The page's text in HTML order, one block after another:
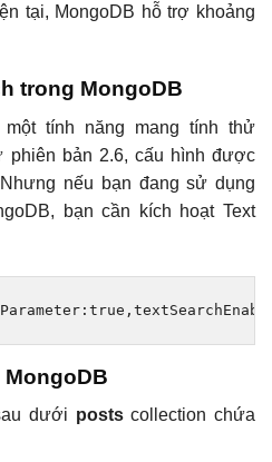
tại, MongoDB hỗ trợ khoảng
trong MongoDB
một tính năng mang tính thử
phiên bản 2.6, cấu hình được
nếu bạn đang sử dụng
bạn cần kích hoạt Text
: true ,
dưới postscollection chứa